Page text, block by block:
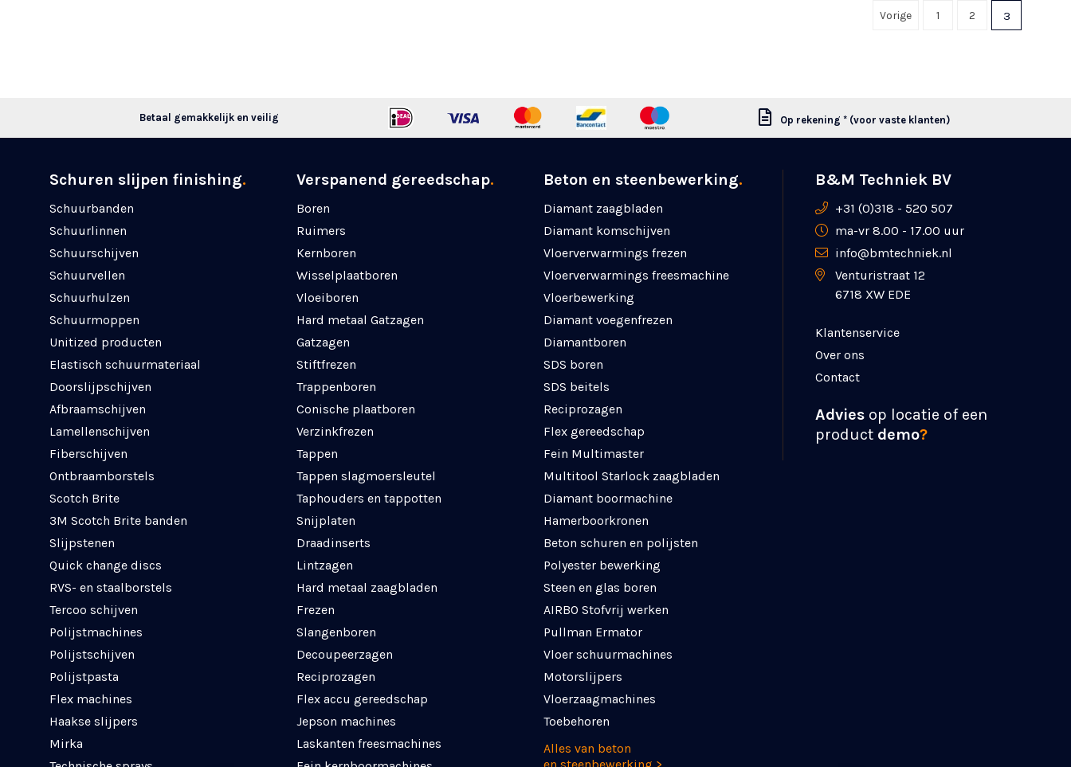
Vorige 1 2 3
Betaal gemakkelijk en veilig Op rekening * (voor vaste klanten)
Schuren slijpen finishing.
Schuurbanden
Schuurlinnen
Schuurschijven
Schuurvellen
Schuurhulzen
Schuurmoppen
Unitized producten
Elastisch schuurmateriaal
Doorslijpschijven
Afbraamschijven
Lamellenschijven
Fiberschijven
Ontbraamborstels
Scotch Brite
3M Scotch Brite banden
Slijpstenen
Quick change discs
RVS- en staalborstels
Tercoo schijven
Polijstmachines
Polijstschijven
Polijstpasta
Flex machines
Haakse slijpers
Mirka
Verspanend gereedschap.
Boren
Ruimers
Kernboren
Wisselplaatboren
Vloeiboren
Hard metaal Gatzagen
Gatzagen
Stiftfrezen
Trappenboren
Conische plaatboren
Verzinkfrezen
Tappen
Tappen slagmoersleutel
Taphouders en tappotten
Snijplaten
Draadinserts
Lintzagen
Hard metaal zaagbladen
Frezen
Slangenboren
Decoupeerzagen
Reciprozagen
Flex accu gereedschap
Jepson machines
Laskanten freesmachines
Beton en steenbewerking.
Diamant zaagbladen
Diamant komschijven
Vloerverwarmings frezen
Vloerverwarmings freesmachine
Vloerbewerking
Diamant voegenfrezen
Diamantboren
SDS boren
SDS beitels
Reciprozagen
Flex gereedschap
Fein Multimaster
Multitool Starlock zaagbladen
Diamant boormachine
Hamerboorkronen
Beton schuren en polijsten
Polyester bewerking
Steen en glas boren
AIRBO Stofvrij werken
Pullman Ermator
Vloer schuurmachines
Motorslijpers
Vloerzaagmachines
Toebehoren
Alles van beton
en steenbewerking >
B&M Techniek BV
+31 (0)318 - 520 507
ma-vr 8.00 - 17.00 uur
info@bmtechniek.nl
Venturistraat 12
6718 XW EDE
Klantenservice
Over ons
Contact
Advies op locatie of een
product demo?